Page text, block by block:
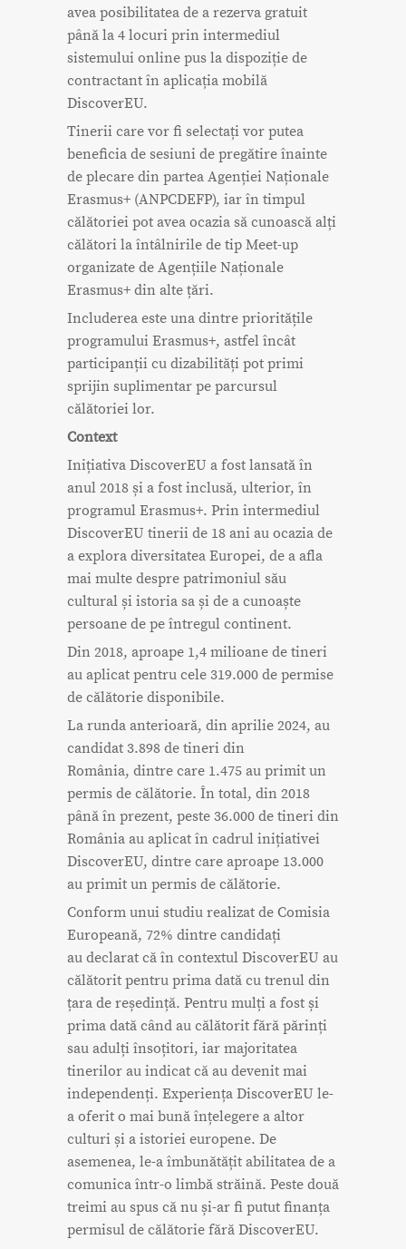
avea posibilitatea de a rezerva gratuit
până la 4 locuri prin intermediul
sistemului online pus la dispoziție de
contractant în aplicația mobilă
DiscoverEU.
Tinerii care vor fi selectați vor putea
beneficia de sesiuni de pregătire înainte
de plecare din partea Agenției Naționale
Erasmus+ (ANPCDEFP), iar în timpul
călătoriei pot avea ocazia să cunoască alți
călători la întâlnirile de tip Meet-up
organizate de Agențiile Naționale
Erasmus+ din alte țări.
Includerea este una dintre prioritățile
programului Erasmus+, astfel încât
participanții cu dizabilități pot primi
sprijin suplimentar pe parcursul
călătoriei lor.
Context
Inițiativa DiscoverEU a fost lansată în
anul 2018 și a fost inclusă, ulterior, în
programul Erasmus+. Prin intermediul
DiscoverEU tinerii de 18 ani au ocazia de
a explora diversitatea Europei, de a afla
mai multe despre patrimoniul său
cultural și istoria sa și de a cunoaște
persoane de pe întregul continent.
Din 2018, aproape 1,4 milioane de tineri
au aplicat pentru cele 319.000 de permise
de călătorie disponibile.
La runda anterioară, din aprilie 2024, au
candidat 3.898 de tineri din
România, dintre care 1.475 au primit un
permis de călătorie. În total, din 2018
până în prezent, peste 36.000 de tineri din
România au aplicat în cadrul inițiativei
DiscoverEU, dintre care aproape 13.000
au primit un permis de călătorie.
Conform unui studiu realizat de Comisia
Europeană, 72% dintre candidați
au declarat că în contextul DiscoverEU au
călătorit pentru prima dată cu trenul din
țara de reședință. Pentru mulți a fost și
prima dată când au călătorit fără părinți
sau adulți însoțitori, iar majoritatea
tinerilor au indicat că au devenit mai
independenți. Experiența DiscoverEU le-
a oferit o mai bună înțelegere a altor
culturi și a istoriei europene. De
asemenea, le-a îmbunătățit abilitatea de a
comunica într-o limbă străină. Peste două
treimi au spus că nu și-ar fi putut finanța
permisul de călătorie fără DiscoverEU.